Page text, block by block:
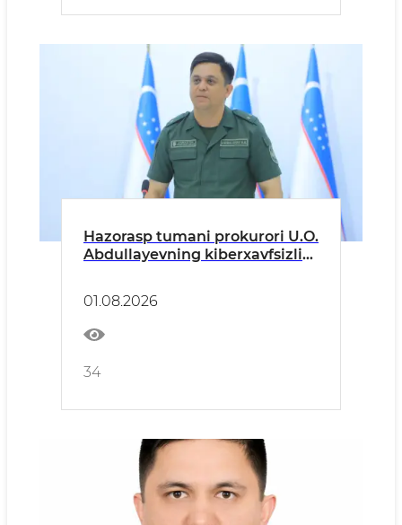
Hazorasp tumani prokurori U.O.
Abdullayevning kiberxavfsizlik
01.08.2026
34